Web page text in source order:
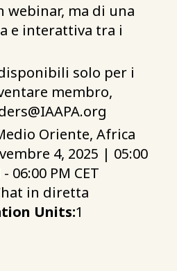
webinar, ma di una
e interattiva tra i
solo per i
membro,
Oriente, Africa
4, 2025 | 05:00
- 06:00 PM CET
in diretta
Units:1